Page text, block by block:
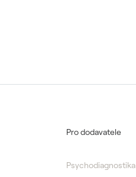
Pro dodavatele
Psychodiagnostika